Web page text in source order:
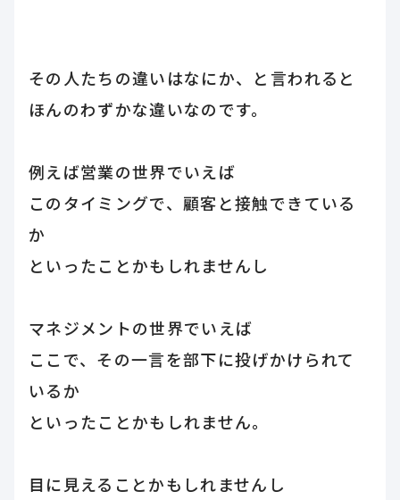
その人たちの違いはなにか、と言われると
ほんのわずかな違いなのです。
例えば営業の世界でいえば
このタイミングで、顧客と接触できている
か
といったことかもしれませんし
マネジメントの世界でいえば
ここで、その一言を部下に投げかけられて
いるか
といったことかもしれません。
目に見えることかもしれませんし